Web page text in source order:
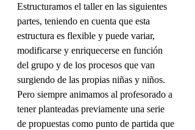
Estructuramos el taller en las siguientes
partes, teniendo en cuenta que esta
estructura es flexible y puede variar,
modificarse y enriquecerse en función
del grupo y de los procesos que van
surgiendo de las propias niñas y niños.
Pero siempre animamos al profesorado a
tener planteadas previamente una serie
de propuestas como punto de partida que